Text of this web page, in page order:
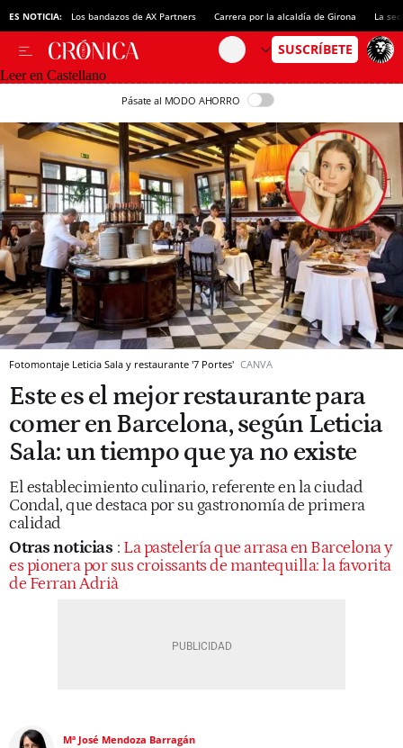
ES NOTICIA: Los bandazos de AX Partners Carrera por la alcaldía de Girona La
Leer en Castellano
Pásate al MODO AHORRO
Fotomontaje Leticia Sala y restaurante '7 Portes' CANVA
Este es el mejor restaurante para
comer en Barcelona, según Leticia
Sala: un tiempo que ya no existe
El establecimiento culinario, referente en la ciudad
Condal, que destaca por su gastronomía de primera
calidad
Otras noticias : La pastelería que arrasa en Barcelona y
es pionera por sus croissants de mantequilla: la favorita
de Ferran Adrià
Mª José Mendoza Barragán